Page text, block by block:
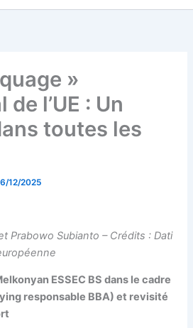
»
l’UE : Un
toutes les
12/2025
Prabowo Subianto – Crédits : Dati
ESSEC BS dans le cadre
responsable BBA) et revisité